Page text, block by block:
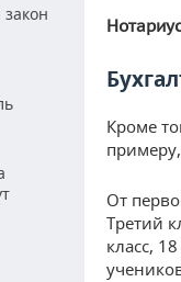
Кроме
От
Третий
класс,